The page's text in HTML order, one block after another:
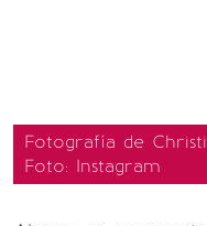
Fotografía de
Foto: Instagram